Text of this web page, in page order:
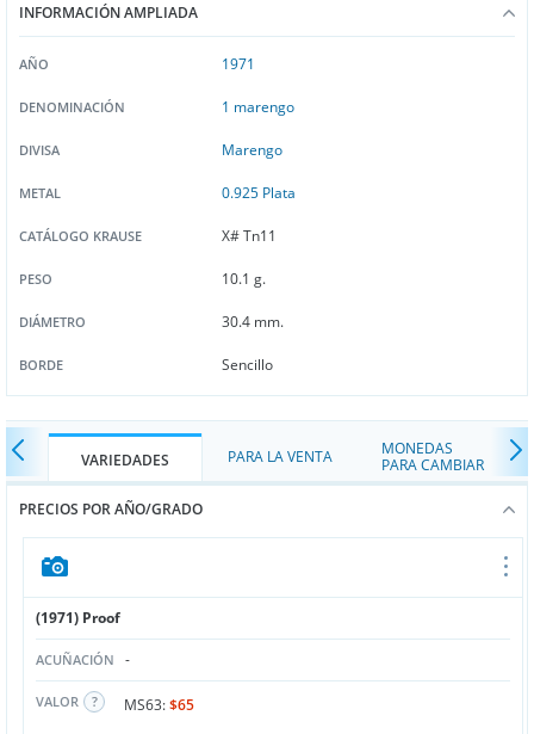
INFORMACIÓN AMPLIADA
AÑO 1971
DENOMINACIÓN 1 marengo
DIVISA Marengo
METAL 0.925 Plata
CATÁLOGO KRAUSE X# Tn11
PESO 10.1 g.
DIÁMETRO 30.4 mm.
BORDE Sencillo
VARIEDADES PARA LA VENTA
MONEDAS
PARA CAMBIAR
PRECIOS POR AÑO/GRADO
(1971) Proof
ACUÑACIÓN -
VALOR MS63:$65